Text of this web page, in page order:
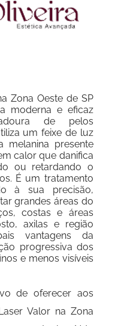
Zona Oeste de SP
moderna e eficaz
de pelos
um feixe de luz
melanina presente
calor que danifica
ou retardando o
É um tratamento
à sua precisão,
grandes áreas do
costas e áreas
axilas e região
vantagens da
progressiva dos
e menos visíveis
de oferecer aos
Valor na Zona